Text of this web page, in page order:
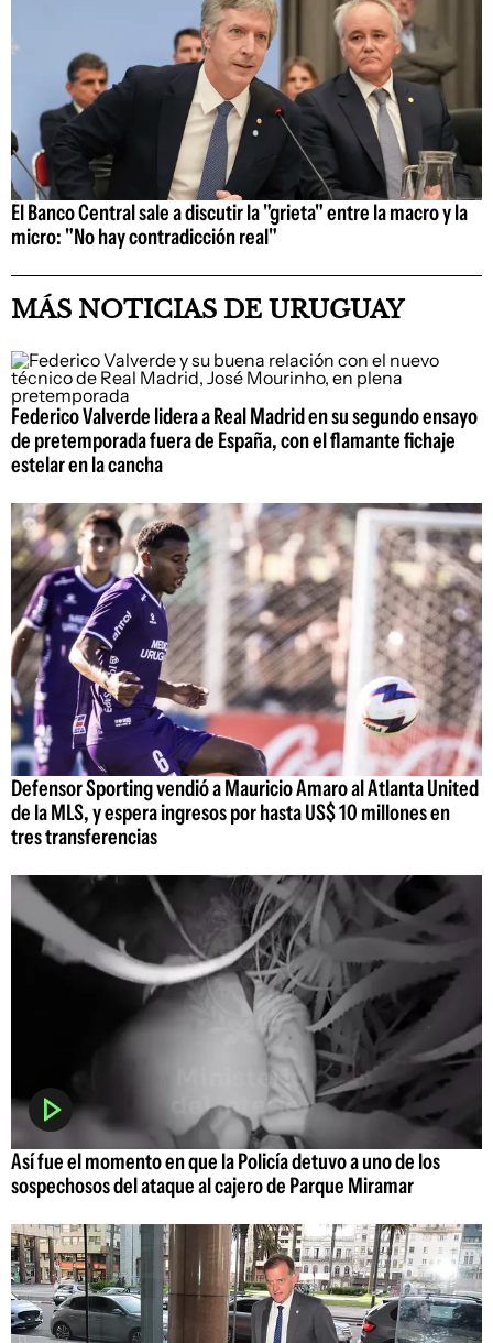
El Banco Central sale a discutir la "grieta" entre la macro y la
micro: "No hay contradicción real"
MÁS NOTICIAS DE URUGUAY
Federico Valverde lidera a Real Madrid en su segundo ensayo
de pretemporada fuera de España, con el flamante fichaje
estelar en la cancha
Defensor Sporting vendió a Mauricio Amaro al Atlanta United
de la MLS, y espera ingresos por hasta US$ 10 millones en
tres transferencias
Así fue el momento en que la Policía detuvo a uno de los
sospechosos del ataque al cajero de Parque Miramar